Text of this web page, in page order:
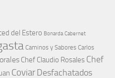
del Estero Bonarda Cabernet
Caminos y Sabores Carlos
Chef Claudio Rosales Chef
Coviar Desfachatados